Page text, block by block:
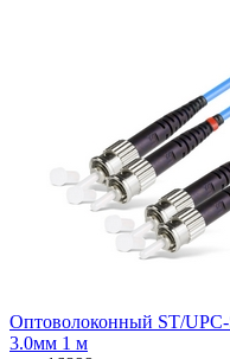
Оптоволоконный ST/
3.0мм 1 м